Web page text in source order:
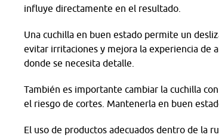
influye directamente en el resultado.
Una cuchilla en buen estado permite un
evitar irritaciones y mejora la experiencia de
donde se necesita detalle.
También es importante cambiar la cuchilla
el riesgo de cortes. Mantenerla en buen
El uso de productos adecuados dentro de la